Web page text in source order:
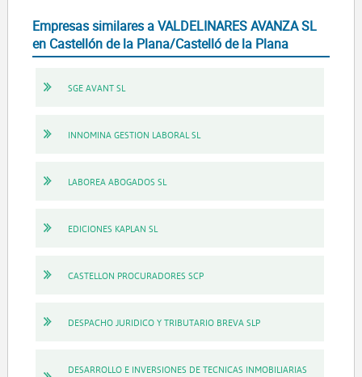
Empresas similares a VALDELINARES AVANZA SL
en Castellón de la Plana/Castelló de la Plana
SGE AVANT SL
INNOMINA GESTION LABORAL SL
LABOREA ABOGADOS SL
EDICIONES KAPLAN SL
CASTELLON PROCURADORES SCP
DESPACHO JURIDICO Y TRIBUTARIO BREVA SLP
DESARROLLO E INVERSIONES DE TECNICAS INMOBILIARIAS